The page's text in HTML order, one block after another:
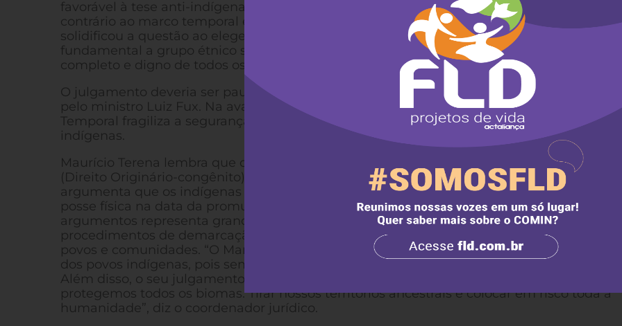
favorável à tese anti-indígena, e do ministro relator, Luiz Edson Fachin, que proferiu voto
contrário ao marco temporal e favorável aos direitos indígenas: “Entender-se que a
solidificou a questão ao eleger um marco temporal objetivo para a atribuição do direito
fundamental a grupo étnico significa fechar-lhes uma vez mais a porta para o exercício
completo e digno de todos os direitos inerentes à cidadania”, declarou o ministro.
O julgamento deveria ser pautado novamente em junho de 2022, mas foi retirado de
pelo ministro Luiz Fux. Na avaliação da Apib, a indefinição a respeito da tese do Marco
Temporal fragiliza a segurança dos territórios e incentiva conflitos e perseguições de
indígenas.
Maurício Terena lembra que o que está em jogo é o debate sobre as teses do Indigenato
(Direito Originário-congênito) e a tese do Fato Indígena (Marco Temporal), narrativa que
argumenta que os indígenas somente teriam direito às suas terras se as tivessem em sua
posse física na data da promulgação da Constituição. Ele adverte que a vitória desses
argumentos representa grande perigo para os povos indígenas, implicando na anulação
procedimentos de demarcação e no aumento de conflitos e de atos de violência contra os
povos e comunidades. “O Marco Temporal aponta a continuidade de um genocídio e
dos povos indígenas, pois sem território não tem saúde e nem educação para nós
Além disso, o seu julgamento também é climático. Somos nós, indígenas, que
protegemos todos os biomas. Tirar nossos territórios ancestrais é colocar em risco toda a
humanidade”, diz o coordenador jurídico.